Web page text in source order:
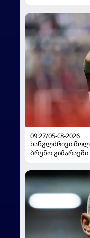
09:27/05-08-2026
ხანგლძრივი
ბრუნო გიმარაეში